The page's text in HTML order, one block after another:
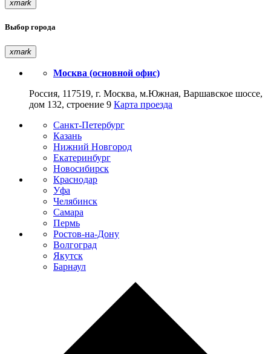
xmark
Выбор города
xmark
Москва (основной офис)
Россия, 117519, г. Москва, м.Южная, Варшавское шоссе,
дом 132, строение 9 Карта проезда
Санкт-Петербург
Казань
Нижний Новгород
Екатеринбург
Новосибирск
Краснодар
Уфа
Челябинск
Самара
Пермь
Ростов-на-Дону
Волгоград
Якутск
Барнаул